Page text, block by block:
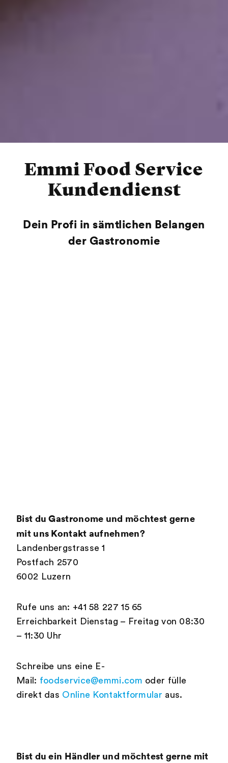
Emmi Food Service
Kundendienst
Dein Profi in sämtlichen Belangen
der Gastronomie
Bist du Gastronome und möchtest gerne
mit uns Kontakt aufnehmen?
Landenbergstrasse 1
Postfach 2570
6002 Luzern
Rufe uns an: +41 58 227 15 65
Erreichbarkeit Dienstag – Freitag von 08:30
– 11:30 Uhr
Schreibe uns eine E-
Mail: foodservice@emmi.com oder fülle
direkt das Online Kontaktformular aus.
Bist du ein Händler und möchtest gerne mit